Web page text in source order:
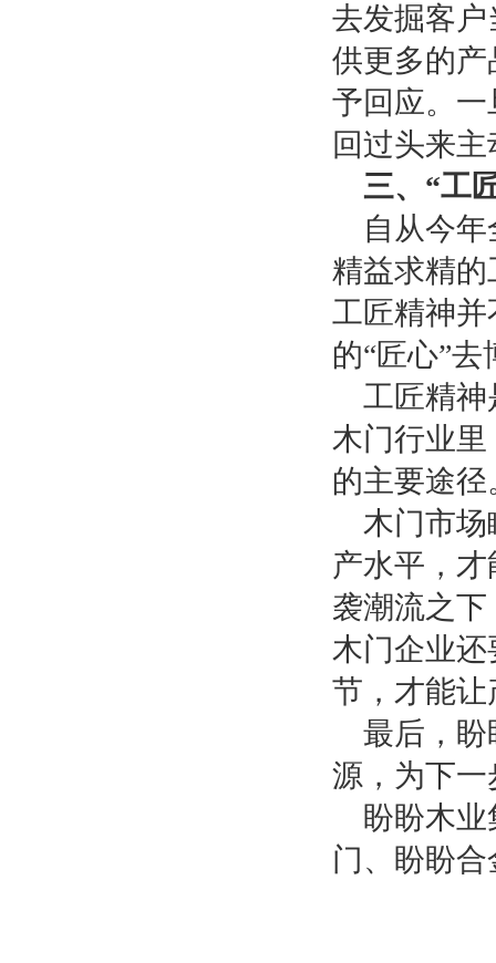
去发掘客
供更多的
予回应。
回过头来
三、 “工
自从今
精益求精
工匠精神
的“匠心”
工匠精神
木门行业
的主要途径
木门市场
产水平，
袭潮流之
木门企业
节，才能
最后，
源，为下
盼盼木
门、盼盼